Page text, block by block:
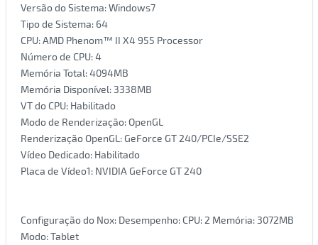
Versão do Sistema: Windows7
Tipo de Sistema: 64
CPU: AMD Phenom™ II X4 955 Processor
Número de CPU: 4
Memória Total: 4094MB
Memória Disponível: 3338MB
VT do CPU: Habilitado
Modo de Renderização: OpenGL
Renderização OpenGL: GeForce GT 240/PCIe/SSE2
Vídeo Dedicado: Habilitado
Placa de Vídeo1: NVIDIA GeForce GT 240
Configuração do Nox: Desempenho: CPU: 2 Memória: 3072MB
Modo: Tablet